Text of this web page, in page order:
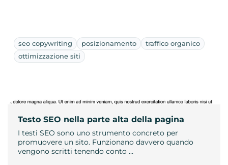
seo copywriting posizionamento
traffico organico
ottimizzazione siti
Testo SEO nella parte alta della pagina
I testi SEO sono uno strumento concreto per
promuovere un sito. Funzionano davvero quando
vengono scritti tenendo conto …